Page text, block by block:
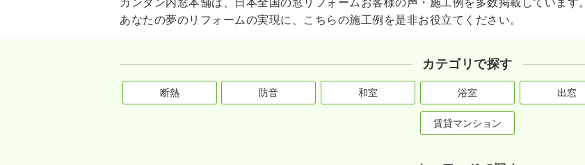
カンタン内窓本舗は、日本全国の窓リフォームお客様の声・施工例を多数掲載しています。
あなたの夢のリフォームの実現に、こちらの施工例を是非お役立てください。
カテゴリで探す
断熱 防音 和室 浴室 出窓
賃貸マンション